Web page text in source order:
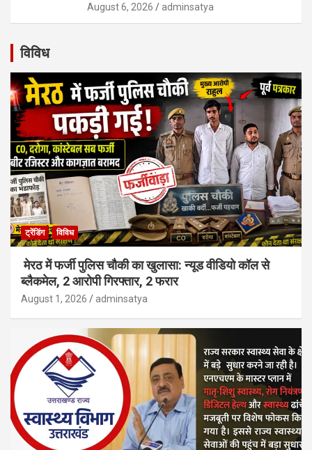
August 6, 2026 adminsatya
विविध
ट्रेंडिंग विविध
मेरठ में फर्जी पुलिस चौकी का खुलासा: न्यूड वीडियो कॉल से
ब्लैकमेल, 2 आरोपी गिरफ्तार, 2 फरार
August 1, 2026 adminsatya